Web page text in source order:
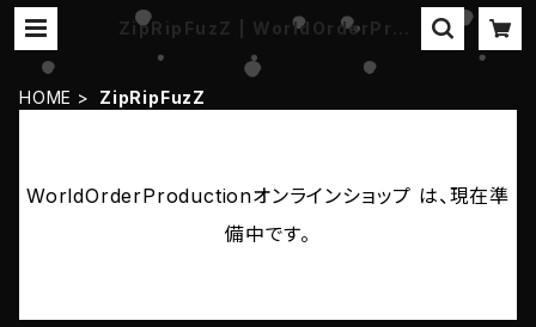
ZipRipFuzZ | WorldOrderProd
HOME ZipRipFuzZ
WorldOrderProductionオンラインショップ は、現在準
備中です。